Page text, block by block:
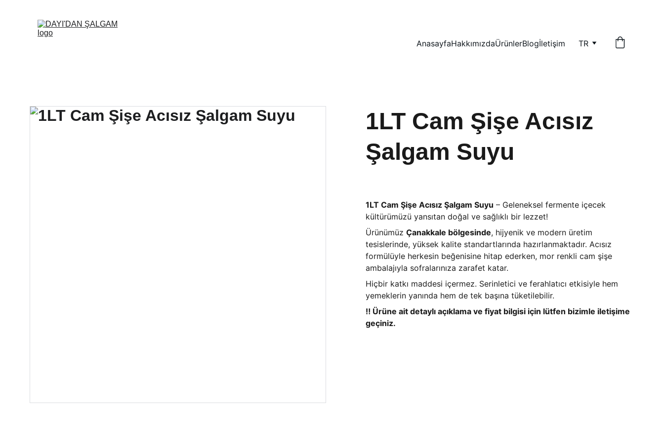
AnasayfaHakkımızdaÜrünlerBlogİletişim TR
1LT Cam Şişe Acısız
Şalgam Suyu
1LT Cam Şişe Acısız Şalgam Suyu – Geleneksel fermente içecek
kültürümüzü yansıtan doğal ve sağlıklı bir lezzet!
Ürünümüz Çanakkale bölgesinde, hijyenik ve modern üretim
tesislerinde, yüksek kalite standartlarında hazırlanmaktadır. Acısız
formülüyle herkesin beğenisine hitap ederken, mor renkli cam şişe
ambalajıyla sofralarınıza zarafet katar.
Hiçbir katkı maddesi içermez. Serinletici ve ferahlatıcı etkisiyle hem
yemeklerin yanında hem de tek başına tüketilebilir.
‼️ Ürüne ait detaylı açıklama ve fiyat bilgisi için lütfen bizimle iletişime
geçiniz.